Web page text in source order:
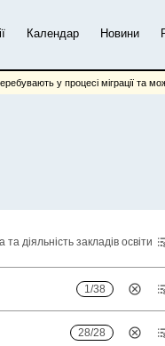
Календар Новини
у процесі міграції та
діяльність закладів освіти
1/38
28/28